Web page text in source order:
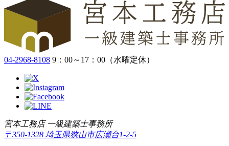
04-2968-8108 9：00～17：00（水曜定休）
宮本工務店 一級建築士事務所
〒350-1328 埼玉県狭山市広瀬台1-2-5